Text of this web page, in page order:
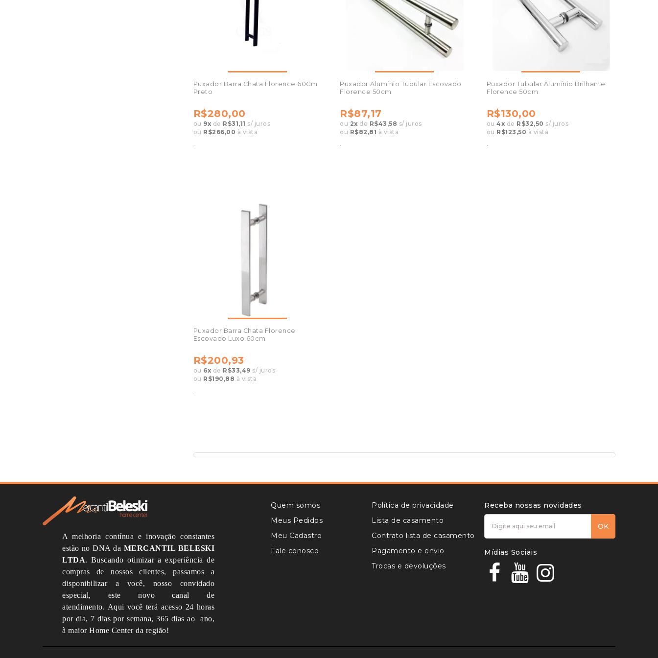
Puxador Barra Chata Florence 60Cm
Preto
R$280,00
ou 9x de R$31,11 s/ juros
ou R$266,00 à vista
Puxador Alumínio Tubular Escovado
Florence 50cm
R$87,17
ou 2x de R$43,58 s/ juros
ou R$82,81 à vista
Puxador Tubular Alumínio Brilhante
Florence 50cm
R$130,00
ou 4x de R$32,50 s/ juros
ou R$123,50 à vista
Puxador Barra Chata Florence
Escovado Luxo 60cm
R$200,93
ou 6x de R$33,49 s/ juros
ou R$190,88 à vista
A melhoria contínua e inovação constantes
estão no DNA da MERCANTIL BELESKI
LTDA. Buscando otimizar a experiência de
compras de nossos clientes, passamos a
disponibilizar a você, nosso convidado
especial, este novo canal de
atendimento. Aqui você terá acesso 24 horas
por dia, 7 dias por semana, 365 dias ao ano,
à maior Home Center da região!
Quem somos
Meus Pedidos
Meu Cadastro
Fale conosco
Política de privacidade
Lista de casamento
Contrato lista de casamento
Pagamento e envio
Trocas e devoluções
Receba nossas novidades
OK
Mídias Sociais